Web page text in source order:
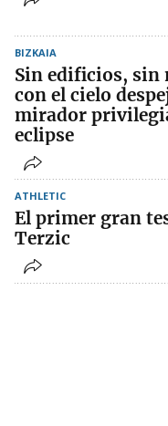
BIZKAIA
Sin edificios, sin
con el cielo
mirador
eclipse
ATHLETIC
El primer gran
Terzic